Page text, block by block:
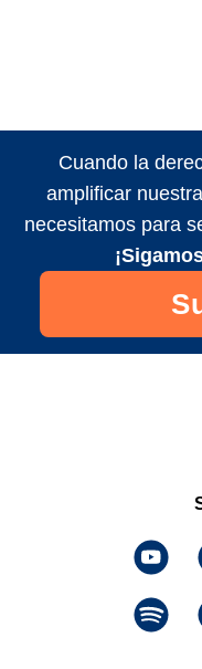
Cuando la
amplificar
necesitamos para